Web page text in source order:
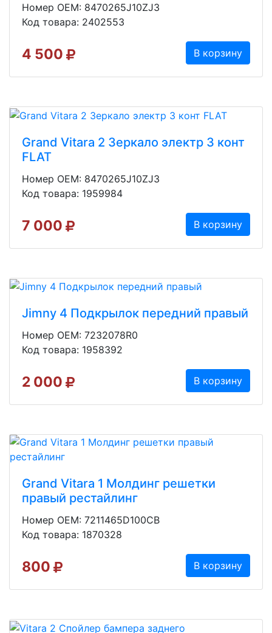
Номер OEM: 8470265J10ZJ3
Код товара: 2402553
4 500 В корзину
Grand Vitara 2 Зеркало электр 3 конт
FLAT
Номер OEM: 8470265J10ZJ3
Код товара: 1959984
7 000 В корзину
Jimny 4 Подкрылок передний правый
Номер OEM: 7232078R0
Код товара: 1958392
2 000 В корзину
Grand Vitara 1 Молдинг решетки
правый рестайлинг
Номер OEM: 7211465D100CB
Код товара: 1870328
800 В корзину